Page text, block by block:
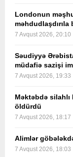
Londonun
məhdudlaşdırıla
7 Avqust 2026, 20:10
Səudiyyə
müdafiə sazişi
7 Avqust 2026, 19:33
Məktəbdə
öldürdü
7 Avqust 2026, 18:17
Alimlər
7 Avqust 2026, 18:03